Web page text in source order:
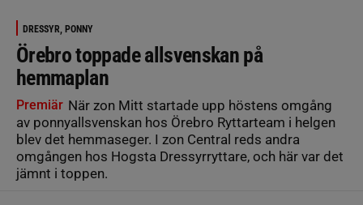
DRESSYR, PONNY
Örebro toppade allsvenskan på
hemmaplan
Premiär När zon Mitt startade upp höstens omgång
av ponnyallsvenskan hos Örebro Ryttarteam i helgen
blev det hemmaseger. I zon Central reds andra
omgången hos Hogsta Dressyrryttare, och här var det
jämnt i toppen.